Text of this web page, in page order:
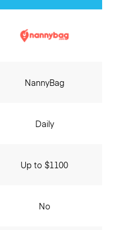
NannyBag
Daily
Up to $1100
No